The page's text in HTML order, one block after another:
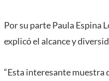
Por su parte Paula Espina
explicó el alcance y
“Esta interesante muestra